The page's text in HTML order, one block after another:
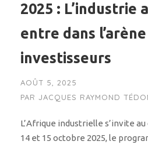
2025 : L’industrie
entre dans
investisseurs
AOÛT 5, 2025
PAR JACQUES RAYMOND
L’Afrique industrielle s’invite
14 et 15 octobre 2025, le